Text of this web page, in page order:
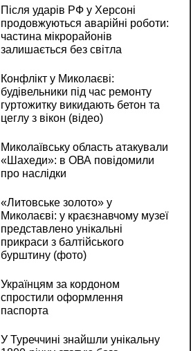
Після ударів РФ у Херсоні
продовжуються аварійні роботи:
частина мікрорайонів
залишається без світла
Конфлікт у Миколаєві:
будівельники під час ремонту
гуртожитку викидають бетон та
цеглу з вікон (відео)
Миколаївську область атакували
«Шахеди»: в ОВА повідомили
про наслідки
«Литовське золото» у
Миколаєві: у краєзнавчому музеї
представлено унікальні
прикраси з балтійського
бурштину (фото)
Українцям за кордоном
спростили оформлення
паспорта
У Туреччині знайшли унікальну